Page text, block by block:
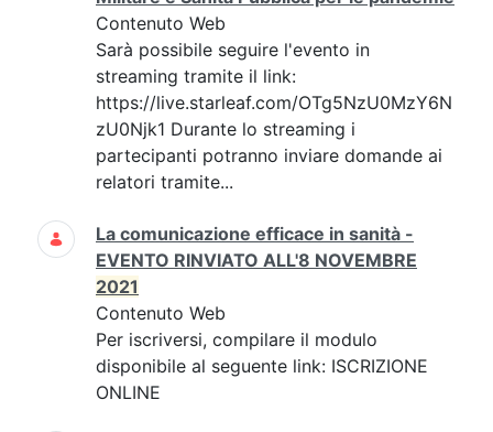
Contenuto Web
Sarà possibile seguire l'evento in
streaming tramite il link:
https://live.starleaf.com/OTg5NzU0MzY6N
zU0Njk1 Durante lo streaming i
partecipanti potranno inviare domande ai
relatori tramite...
La comunicazione efficace in sanità -
EVENTO RINVIATO ALL'8 NOVEMBRE
2021
Contenuto Web
Per iscriversi, compilare il modulo
disponibile al seguente link: ISCRIZIONE
ONLINE